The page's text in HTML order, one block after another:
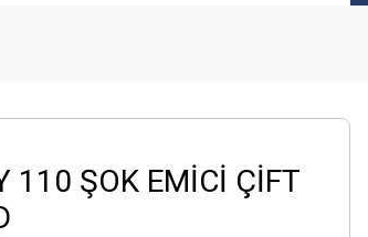
110 ŞOK EMİCİ ÇİFT